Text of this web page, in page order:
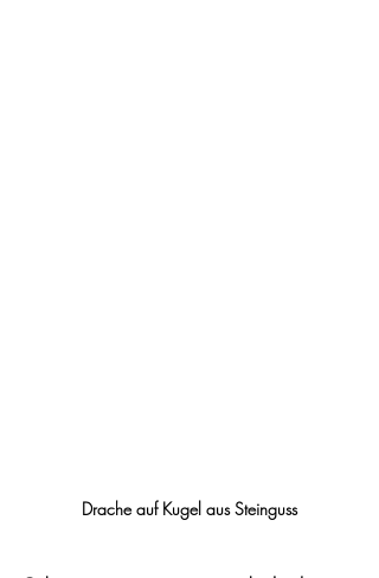
Drache auf Kugel aus Steinguss